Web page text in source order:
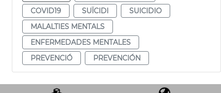
COVID19
SUÏCIDI
SUICIDIO
MALALTIES MENTALS
ENFERMEDADES MENTALES
PREVENCIÓ
PREVENCIÓN